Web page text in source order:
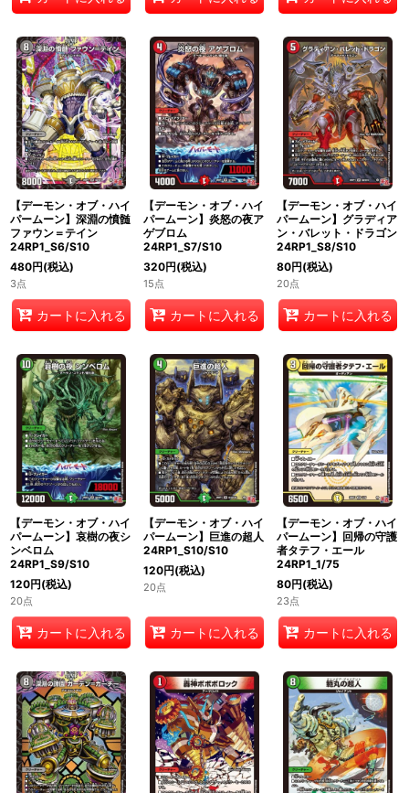
【デーモン・オブ・ハイ
パームーン】深淵の憤髄
ファウン＝テイン
24RP1_S6/S10
480円(税込)
3点
カートに入れる
【デーモン・オブ・ハイ
パームーン】炎怒の夜ア
ゲブロム
24RP1_S7/S10
320円(税込)
15点
カートに入れる
【デーモン・オブ・ハイ
パームーン】グラディア
ン・バレット・ドラゴン
24RP1_S8/S10
80円(税込)
20点
カートに入れる
【デーモン・オブ・ハイ
パームーン】哀樹の夜シ
ンベロム
24RP1_S9/S10
120円(税込)
20点
カートに入れる
【デーモン・オブ・ハイ
パームーン】巨進の超人
24RP1_S10/S10
120円(税込)
20点
カートに入れる
【デーモン・オブ・ハイ
パームーン】回帰の守護
者タテフ・エール
24RP1_1/75
80円(税込)
23点
カートに入れる